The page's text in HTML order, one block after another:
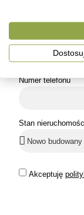
Numer telefonu
Stan
Akceptuję